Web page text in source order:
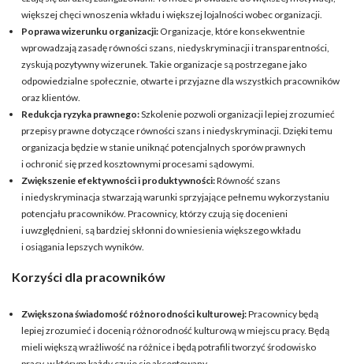
większej chęci wnoszenia wkładu i większej lojalności wobec organizacji.
Poprawa wizerunku organizacji: Organizacje, które konsekwentnie
wprowadzają zasadę równości szans, niedyskryminacji i transparentności,
zyskują pozytywny wizerunek. Takie organizacje są postrzegane jako
odpowiedzialne społecznie, otwarte i przyjazne dla wszystkich pracowników
oraz klientów.
Redukcja ryzyka prawnego:Szkolenie pozwoli organizacji lepiej zrozumieć
przepisy prawne dotyczące równości szans i niedyskryminacji. Dzięki temu
organizacja będzie w stanie uniknąć potencjalnych sporów prawnych
i ochronić się przed kosztownymi procesami sądowymi.
Zwiększenie efektywności i produktywności:Równość szans
i niedyskryminacja stwarzają warunki sprzyjające pełnemu wykorzystaniu
potencjału pracowników. Pracownicy, którzy czują się docenieni
i uwzględnieni, są bardziej skłonni do wniesienia większego wkładu
i osiągania lepszych wyników.
Korzyści dla pracowników
Zwiększona świadomość różnorodności kulturowej:Pracownicy będą
lepiej zrozumieć i docenią różnorodność kulturową w miejscu pracy. Będą
mieli większą wrażliwość na różnice i będą potrafili tworzyć środowisko